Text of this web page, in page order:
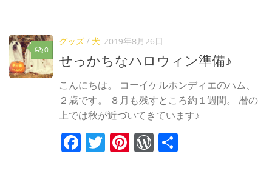
0
グッズ/ 犬 2019年8月26日
せっかちなハロウィン準備♪
こんにちは。 コーイケルホンディエのハム、
２歳です。 ８月も残すところ約１週間。 暦の
上では秋が近づいてきています♪
Facebook
Twitter
Pinterest
WordPress